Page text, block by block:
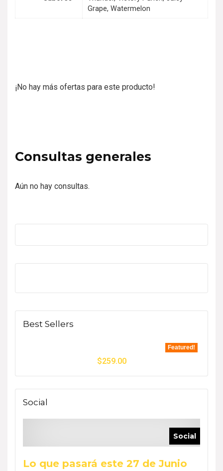
Grape, Watermelon
¡No hay más ofertas para este producto!
Consultas generales
Aún no hay consultas.
Best Sellers
Featured!
$259.00
Social
Social
Lo que pasará este 27 de Junio